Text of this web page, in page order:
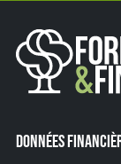
DONNÉES